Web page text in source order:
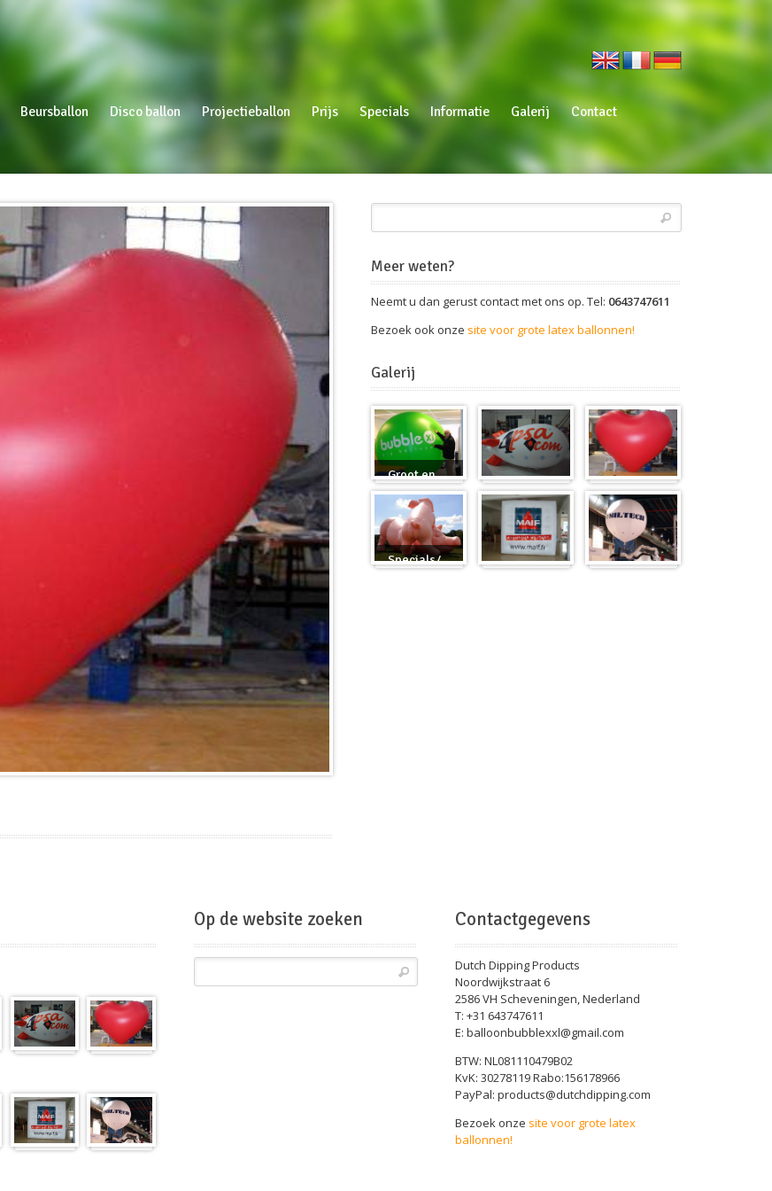
Beursballon Disco ballon Projectieballon Prijs Specials Informatie Galerij
Contact
Meer weten?
Neemt u dan gerust contact met ons op. Tel: 0643747611
Bezoek ook onze site voor grote latex ballonnen!
Galerij
Groot en
rond
Zeppelins Hart
Specials/
Op de website zoeken Contactgegevens
Dutch Dipping Products
Noordwijkstraat 6
2586 VH Scheveningen, Nederland
T: +31 643747611
E: balloonbubblexxl@gmail.com
BTW: NL081110479B02
KvK: 30278119 Rabo:156178966
PayPal: products@dutchdipping.com
Bezoek onze site voor grote latex
ballonnen!